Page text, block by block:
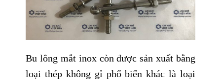
Bu lông mắt inox còn được sản xuất bằng
loại thép không gỉ phổ biến khác là loại